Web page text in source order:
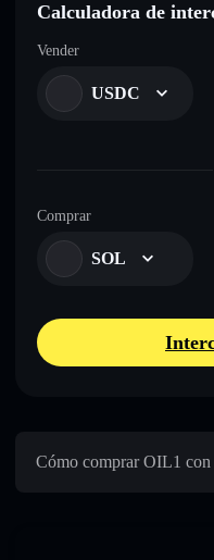
Calculadora de
Vender
USDC
Comprar
SOL
Cómo comprar OIL1 con